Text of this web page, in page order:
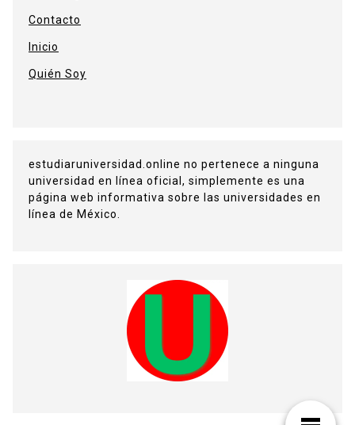
Contacto
Inicio
Quién Soy
estudiaruniversidad.online no pertenece a ninguna
universidad en línea oficial, simplemente es una
página web informativa sobre las universidades en
línea de México.